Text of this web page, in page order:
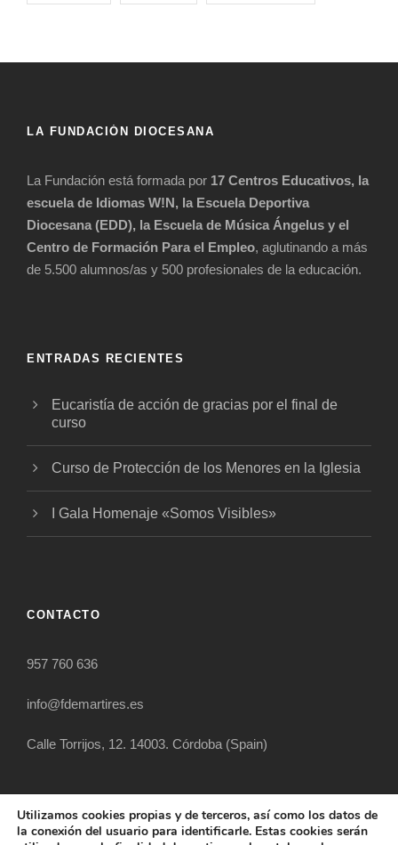
LA FUNDACIÓN DIOCESANA
La Fundación está formada por 17 Centros Educativos, la
escuela de Idiomas W!N, la Escuela Deportiva
Diocesana (EDD), la Escuela de Música Ángelus y el
Centro de Formación Para el Empleo, aglutinando a más
de 5.500 alumnos/as y 500 profesionales de la educación.
ENTRADAS RECIENTES
Eucaristía de acción de gracias por el final de
curso
Curso de Protección de los Menores en la Iglesia
I Gala Homenaje «Somos Visibles»
CONTACTO
957 760 636
info@fdemartires.es
Calle Torrijos, 12. 14003. Córdoba (Spain)
Utilizamos cookies propias y de terceros, así como los datos de
la conexión del usuario para identificarle. Estas cookies serán